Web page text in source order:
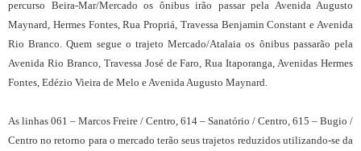
percurso Beira-Mar/Mercado os ônibus irão passar pela Avenida Augusto
Maynard, Hermes Fontes, Rua Propriá, Travessa Benjamin Constant e Avenida
Rio Branco. Quem segue o trajeto Mercado/Atalaia os ônibus passarão pela
Avenida Rio Branco, Travessa José de Faro, Rua Itaporanga, Avenidas Hermes
Fontes, Edézio Vieira de Melo e Avenida Augusto Maynard.
As linhas 061 – Marcos Freire / Centro, 614 – Sanatório / Centro, 615 – Bugio /
Centro no retorno para o mercado terão seus trajetos reduzidos utilizando-se da